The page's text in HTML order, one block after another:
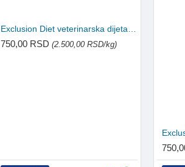
Exclusion Diet veterinarska dijeta za mačke Renal - Svinjetina, grašak i pirinač 300g
750,00 RSD(2.500,00 RSD/kg)